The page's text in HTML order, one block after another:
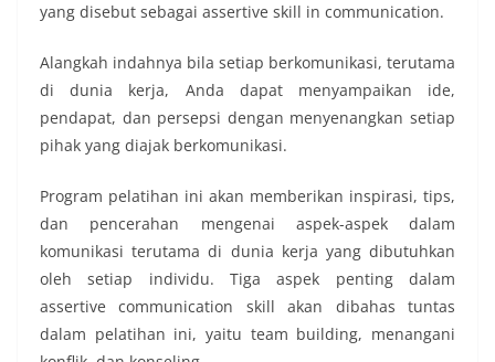
yang disebut sebagai assertive skill in communication.
Alangkah indahnya bila setiap berkomunikasi, terutama
di dunia kerja, Anda dapat menyampaikan ide,
pendapat, dan persepsi dengan menyenangkan setiap
pihak yang diajak berkomunikasi.
Program pelatihan ini akan memberikan inspirasi, tips,
dan pencerahan mengenai aspek-aspek dalam
komunikasi terutama di dunia kerja yang dibutuhkan
oleh setiap individu. Tiga aspek penting dalam
assertive communication skill akan dibahas tuntas
dalam pelatihan ini, yaitu team building, menangani